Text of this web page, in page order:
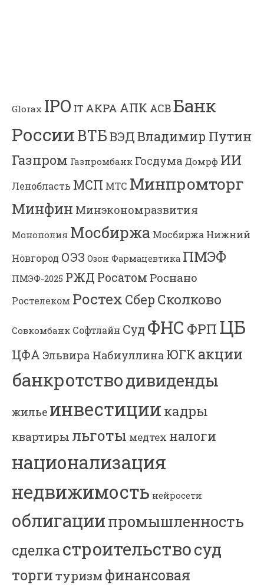
Glorax IPO IT АКРА АПК АСВБанк
РоссииВТБВЭДВладимир Путин
Газпром Газпромбанк Госдума Домрф ИИ
Ленобласть МСП МТС Минпромторг
Минфин Минэкономразвития
Монополия Мосбиржа Мосбиржа Нижний
Новгород ОЭЗ Озон Фармацевтика ПМЭФ
ПМЭФ-2025 РЖД Росатом Роснано
Ростелеком Ростех Сбер Сколково
Совкомбанк Софтлайн Суд ФНС ФРП ЦБ
ЦФА Эльвира Набиуллина ЮГК акции
банкротстводивиденды
жилье инвестиции кадры
квартиры льготы медтех налоги
национализация
недвижимость нейросети
облигациипромышленность
сделкастроительствосуд
торгитуризм финансовая